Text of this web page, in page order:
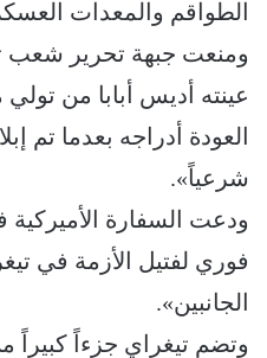
الطواقم والمعدات
ومنعت جبهة تحرير شعب
عينته أديس أبابا من
العودة أدراجه بعدما تم
شرعياً».
ودعت السفارة الأميركية
فوري لفتيل الأزمة في
الجانبين».
وتضم تيغراي جزءاً كبيراً